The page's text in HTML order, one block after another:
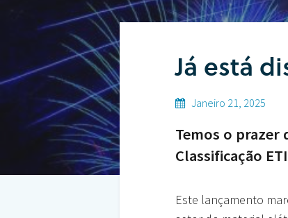
Hit enter to search or ESC to close
Já está
Janeiro 21, 2025
Temos o prazer
Classificação
Este lançamento